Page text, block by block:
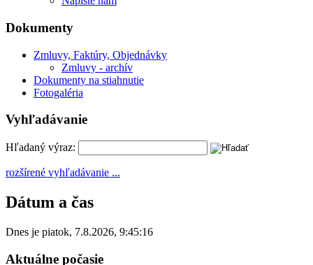
Dokumenty
Zmluvy, Faktúry, Objednávky
Zmluvy - archív
Dokumenty na stiahnutie
Fotogaléria
Vyhľadávanie
Hľadaný výraz:
rozšírené vyhľadávanie ...
Dátum a čas
Dnes je piatok, 7.8.2026, 9:45:16
Aktuálne počasie